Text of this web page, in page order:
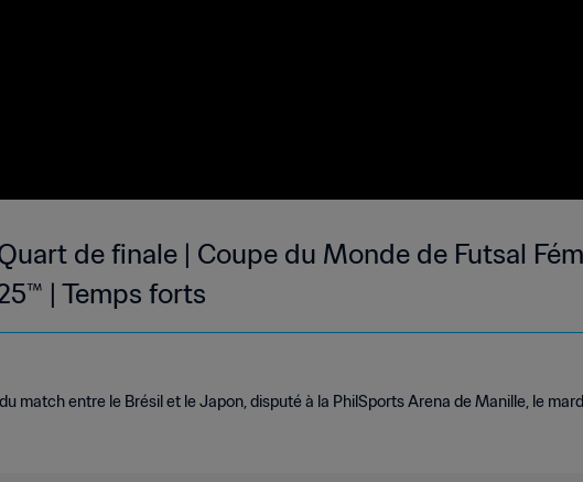
de finale | Coupe du Monde de Futsal
| Temps forts
match entre le Brésil et le Japon, disputé à la PhilSports Arena de Manille, le